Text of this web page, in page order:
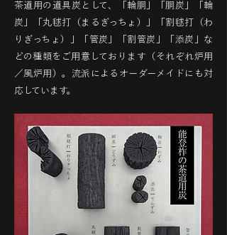
茶道用の道具炭として、「輪胴」「胴炭」「輪
炭」「丸毬打（まるぎっちょ）」「割毬打（わ
りぎっちょ）」「管炭」「割管炭」「添炭」な
どの種類をご用意しております（それぞれ炉用
／風炉用）。流派によるオーダーメイドにも対
応しています。